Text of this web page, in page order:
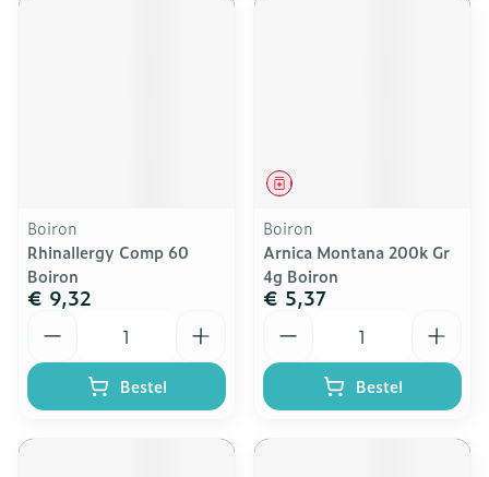
Boiron
Rhinallergy Comp 60
Boiron
€ 9,32
Bestel
Geneesmiddel
Boiron
Arnica Montana 200k Gr
4g Boiron
€ 5,37
Bestel